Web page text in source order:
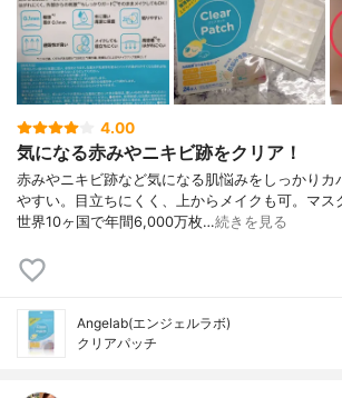
4.00
気になる赤みやニキビ跡をクリア！
赤みやニキビ跡など気になる肌悩みをしっかりカ
やすい。目立ちにくく、上からメイクも可。マス
世界10ヶ国で年間6,000万枚…続きを見る
Angelab(エンジェルラボ)
クリアパッチ